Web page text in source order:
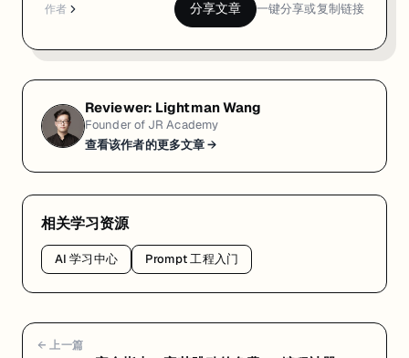
作者 分享文章 一键分享或复制链接
Reviewer: Lightman Wang
Founder of JR Academy
查看该作者的更多文章 →
相关学习资源
AI 学习中心 Prompt 工程入门
← 上一篇